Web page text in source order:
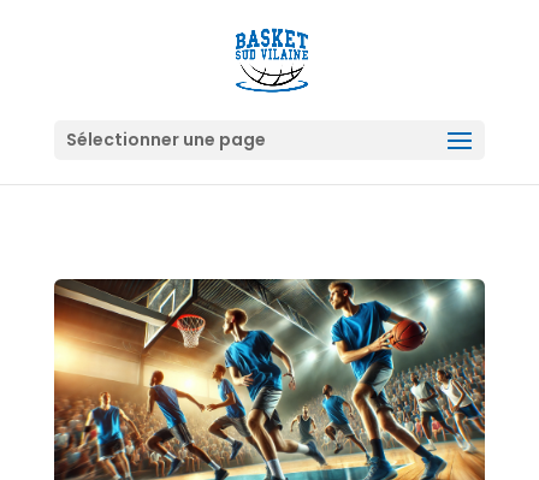
Sélectionner une page